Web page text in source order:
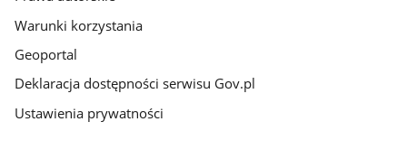
Warunki korzystania
Geoportal
Deklaracja dostępności serwisu Gov.pl
Ustawienia prywatności